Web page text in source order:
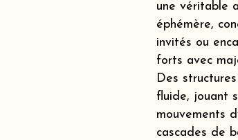
une véritable
éphémère,
invités ou
forts avec
Des
fluide, jouant
mouvements
cascades de